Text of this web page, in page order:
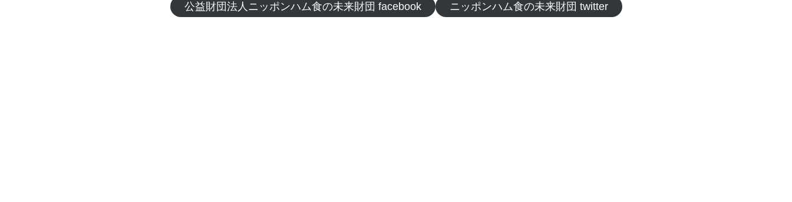
公益財団法人ニッポンハム食の未来財団 facebook
ニッポンハム食の未来財団 twitter